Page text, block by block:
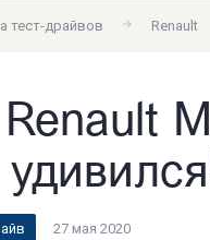
тест-драйвов Renault
27 мая 2020